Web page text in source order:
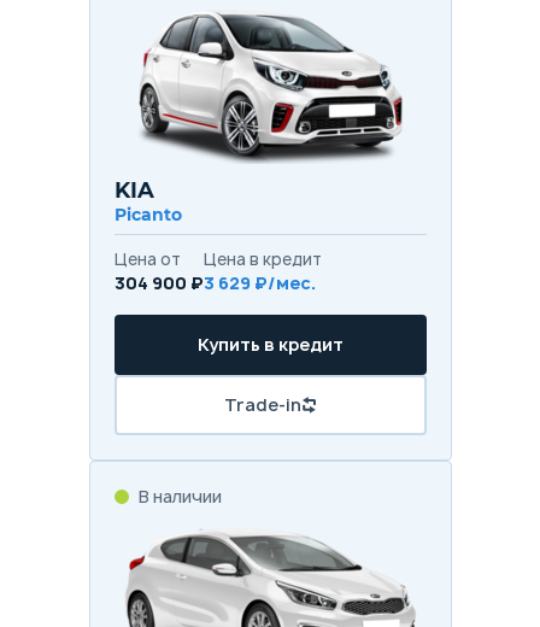
KIA
Picanto
Цена от
304 900 ₽
Цена в кредит
3 629 ₽/мес.
Купить в кредит
Trade-in
В наличии